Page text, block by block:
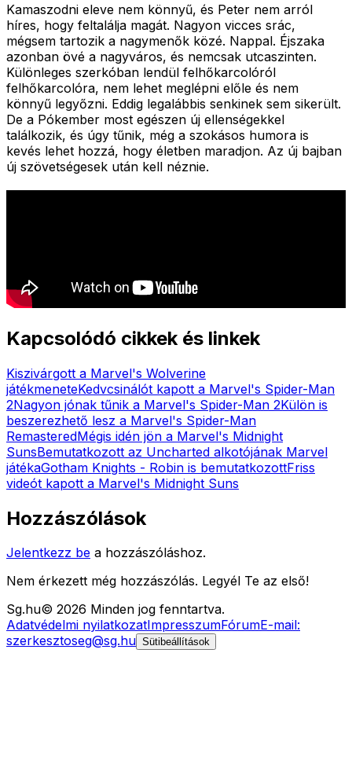
Kamaszodni eleve nem könnyű, és Peter nem arról
híres, hogy feltalálja magát. Nagyon vicces srác,
mégsem tartozik a nagymenők közé. Nappal. Éjszaka
azonban övé a nagyváros, és nemcsak utcaszinten.
Különleges szerkóban lendül felhőkarcolóról
felhőkarcolóra, nem lehet meglépni előle és nem
könnyű legyőzni. Eddig legalábbis senkinek sem sikerült.
De a Pókember most egészen új ellenségekkel
találkozik, és úgy tűnik, még a szokásos humora is
kevés lehet hozzá, hogy életben maradjon. Az új bajban
új szövetségesek után kell néznie.
Kapcsolódó cikkek és linkek
Kiszivárgott a Marvel's Wolverine
játékmeneteKedvcsinálót kapott a Marvel's Spider-Man
2Nagyon jónak tűnik a Marvel's Spider-Man 2Külön is
beszerezhető lesz a Marvel's Spider-Man
RemasteredMégis idén jön a Marvel's Midnight
SunsBemutatkozott az Uncharted alkotójának Marvel
játékaGotham Knights - Robin is bemutatkozottFriss
videót kapott a Marvel's Midnight Suns
Hozzászólások
Jelentkezz be a hozzászóláshoz.
Nem érkezett még hozzászólás. Legyél Te az első!
Sg.hu© 2026 Minden jog fenntartva.
Adatvédelmi nyilatkozatImpresszumFórumE-mail:
szerkesztoseg@sg.hu Sütibeállítások